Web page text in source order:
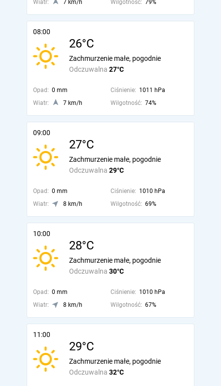
Wiatr: 7 km/h Wilgotność: 79%
08:00
26°C
Odczuwalna 27°C
Zachmurzenie małe, pogodnie
Opad: 0 mm Ciśnienie: 1011 hPa
Wiatr:
7 km/h Wilgotność: 74%
09:00
27°C
Odczuwalna 29°C
Zachmurzenie małe, pogodnie
Opad: 0 mm Ciśnienie: 1010 hPa
Wiatr:
8 km/h Wilgotność: 69%
10:00
28°C
Odczuwalna 30°C
Zachmurzenie małe, pogodnie
Opad: 0 mm Ciśnienie: 1010 hPa
Wiatr:
8 km/h Wilgotność: 67%
11:00
29°C
Odczuwalna 32°C
Zachmurzenie małe, pogodnie